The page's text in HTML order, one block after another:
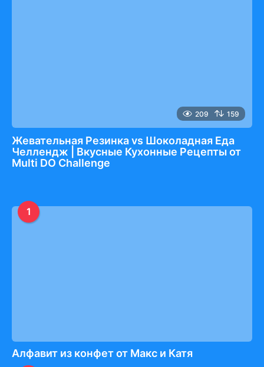
209 159
Жевательная Резинка vs Шоколадная Еда
Челлендж | Вкусные Кухонные Рецепты от
Multi DO Challenge
1
Алфавит из конфет от Макс и Катя